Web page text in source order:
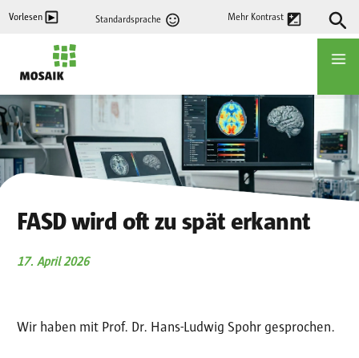
Vorlesen Standardsprache Mehr Kontrast
FASD wird oft zu spät erkannt
17. April 2026
Wir haben mit Prof. Dr. Hans-Ludwig Spohr gesprochen.